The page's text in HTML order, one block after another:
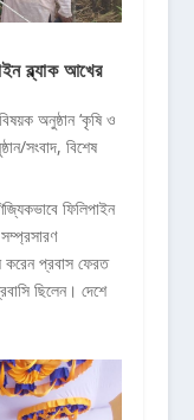
ব্ল্যাক আখের
অনুষ্ঠান ‘কৃষি ও
সংবাদ, বিশেষ
ফিলিপাইন
করেন প্রবাস ফেরত
ছিলেন। দেশে